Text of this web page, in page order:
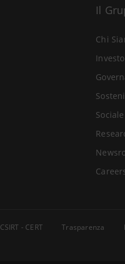
Il
Chi
Sociale
CSIRT - CERT Trasparenza